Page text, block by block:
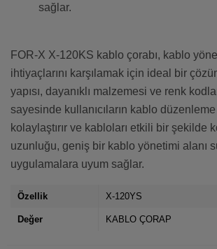
sağlar.
FOR-X X-120KS kablo çorabı, kablo
ihtiyaçlarını karşılamak için ideal bir
yapısı, dayanıklı malzemesi ve renk
sayesinde kullanıcıların kablo
kolaylaştırır ve kabloları etkili bir şekilde
uzunluğu, geniş bir kablo yönetimi alanı
uygulamalara uyum sağlar.
Özellik X-120YS
Değer KABLO ÇORAP